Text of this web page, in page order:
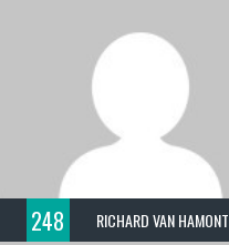
248 RICHARD VAN HAMONT